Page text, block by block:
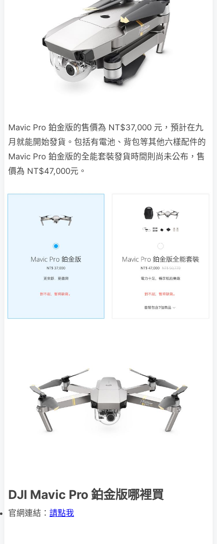
Mavic Pro 鉑金版的售價為 NT$37,000 元，預計在九
月就能開始發貨。包括有電池、背包等其他六樣配件的
Mavic Pro 鉑金版的全能套裝發貨時間則尚未公布，售
價為 NT$47,000元。
DJI Mavic Pro 鉑金版哪裡買
官網連結： 請點我